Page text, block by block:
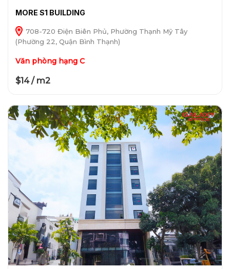
MORE S1 BUILDING
708-720 Điện Biên Phủ, Phường Thạnh Mỹ Tây
(Phường 22, Quận Bình Thạnh)
Văn phòng hạng C
$14 / m2